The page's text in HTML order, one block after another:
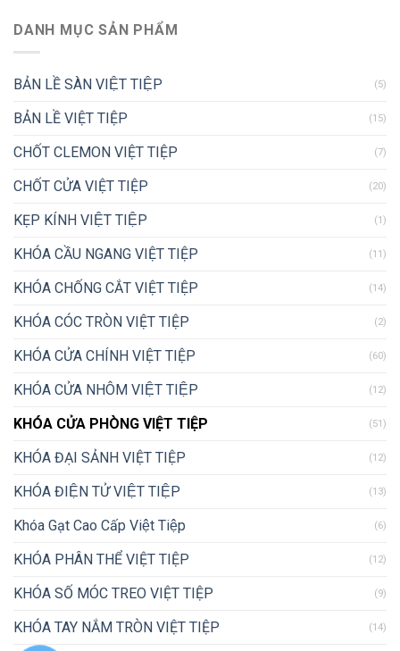
DANH MỤC SẢN PHẨM
BẢN LỀ SÀN VIỆT TIỆP (5)
BẢN LỀ VIỆT TIỆP (15)
CHỐT CLEMON VIỆT TIỆP (7)
CHỐT CỬA VIỆT TIỆP (20)
KẸP KÍNH VIỆT TIỆP (1)
KHÓA CẦU NGANG VIỆT TIỆP (11)
KHÓA CHỐNG CẮT VIỆT TIỆP (14)
KHÓA CÓC TRÒN VIỆT TIỆP (2)
KHÓA CỬA CHÍNH VIỆT TIỆP (60)
KHÓA CỬA NHÔM VIỆT TIỆP (12)
KHÓA CỬA PHÒNG VIỆT TIỆP (51)
KHÓA ĐẠI SẢNH VIỆT TIỆP (12)
KHÓA ĐIỆN TỬ VIỆT TIỆP (13)
Khóa Gạt Cao Cấp Việt Tiệp (6)
KHÓA PHÂN THỂ VIỆT TIỆP (12)
KHÓA SỐ MÓC TREO VIỆT TIỆP (9)
KHÓA TAY NẮM TRÒN VIỆT TIỆP (14)